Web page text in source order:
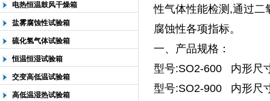
电热恒温鼓风干燥箱
盐雾腐蚀性试验箱
硫化氢气体试验箱
恒温恒湿试验箱
交变高低温试验箱
高低温湿热试验箱
性气体性能检测,通过二
腐蚀性各项指标。
一、产品规格：
型号:SO2-600 内形尺
型号:SO2-900 内形